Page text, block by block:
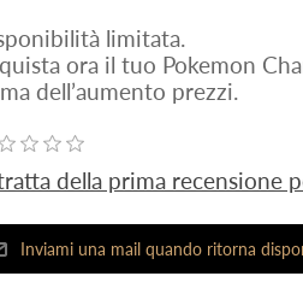
limitata.
ora il tuo Pokemon
dell’aumento prezzi.
della prima recensione